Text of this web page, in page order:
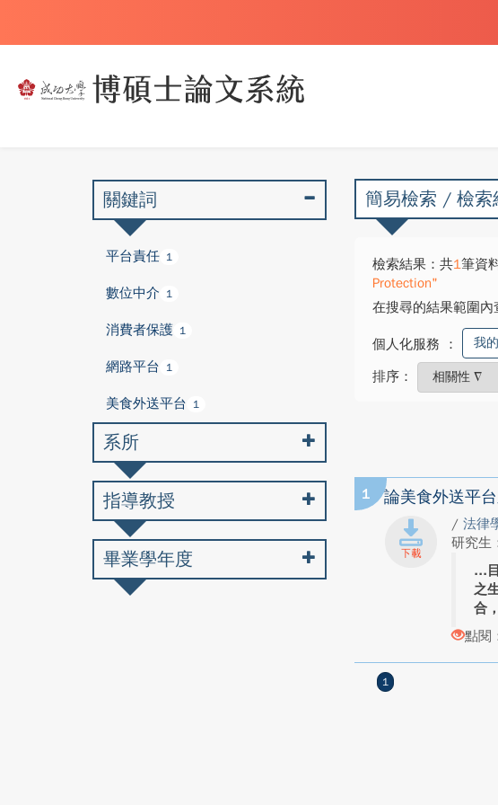
簡易檢索 / 檢索
檢索結果：共1筆資
Protection"
在搜尋的結果範圍內
個人化服務 ： 我
排序：
1 論美食外送平
/ 法律
研究生
之
合
點閱
1
關鍵詞
平台責任 1
數位中介 1
消費者保護 1
網路平台 1
美食外送平台 1
系所
指導教授
畢業學年度